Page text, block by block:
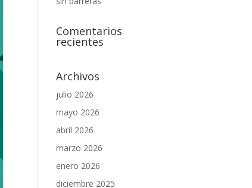
Comentarios
recientes
Archivos
julio 2026
mayo 2026
abril 2026
marzo 2026
enero 2026
diciembre 2025